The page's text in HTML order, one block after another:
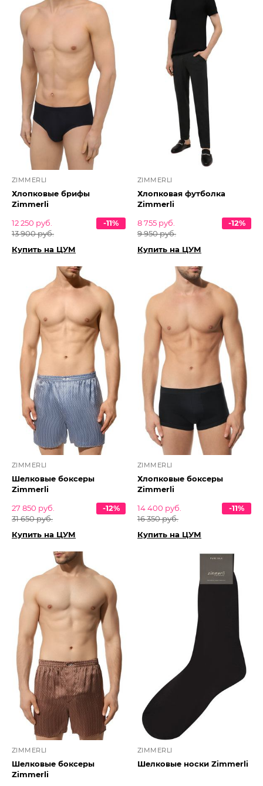
ZIMMERLI
Хлопковые брифы
Zimmerli
12 250 руб.
13 900 руб.
-11%
Купить на ЦУМ
ZIMMERLI
Хлопковая футболка
Zimmerli
8 755 руб.
9 950 руб.
-12%
Купить на ЦУМ
ZIMMERLI
Шелковые боксеры
Zimmerli
27 850 руб.
31 650 руб.
-12%
Купить на ЦУМ
ZIMMERLI
Хлопковые боксеры
Zimmerli
14 400 руб.
16 350 руб.
-11%
Купить на ЦУМ
ZIMMERLI
Шелковые боксеры
Zimmerli
ZIMMERLI
Шелковые носки Zimmerli